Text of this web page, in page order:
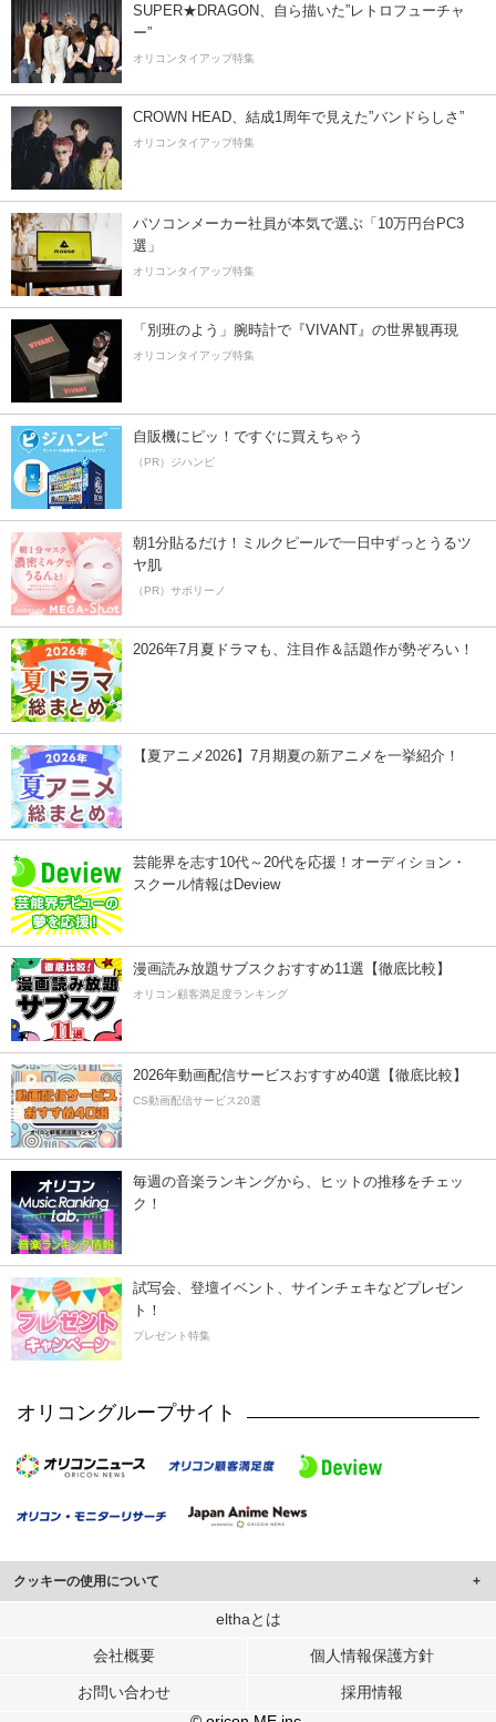
SUPER★DRAGON、自ら描いた”レトロフューチャ
ー”
オリコンタイアップ特集
CROWN HEAD、結成1周年で見えた”バンドらしさ”
オリコンタイアップ特集
パソコンメーカー社員が本気で選ぶ「10万円台PC3
選」
オリコンタイアップ特集
「別班のよう」腕時計で『VIVANT』の世界観再現
オリコンタイアップ特集
自販機にピッ！ですぐに買えちゃう
（PR）ジハンピ
朝1分貼るだけ！ミルクピールで一日中ずっとうるツ
ヤ肌
（PR）サボリーノ
2026年7月夏ドラマも、注目作＆話題作が勢ぞろい！
【夏アニメ2026】7月期夏の新アニメを一挙紹介！
芸能界を志す10代～20代を応援！オーディション・
スクール情報はDeview
漫画読み放題サブスクおすすめ11選【徹底比較】
オリコン顧客満足度ランキング
2026年動画配信サービスおすすめ40選【徹底比較】
CS動画配信サービス20選
毎週の音楽ランキングから、ヒットの推移をチェッ
ク！
試写会、登壇イベント、サインチェキなどプレゼン
ト！
プレゼント特集
オリコングループサイト
クッキーの使用について
このサイトでは Cookie を使用して、ユーザーに合わせたコンテンツや広告の
行っています。
メディアや広告配信、データ解析の各パートナーに提供しています。
各パートナーは、この情報とユーザーが各パートナーに提供した他の情報や、
elthaとは
会社概要 個人情報保護方針
お問い合わせ
採用情報